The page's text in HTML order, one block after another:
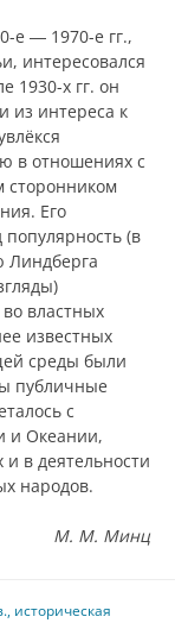
е ― 1970-е гг.,
интересовался
1930-х гг. он
из интереса к
в отношениях с
сторонником
Его
(в
Линдберга
властных
известных
среды были
публичные
с
и Океании,
и в деятельности
народов.
М. М. Минц
, историческая